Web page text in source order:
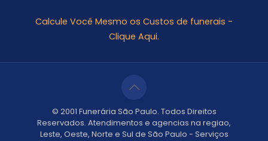
Calcule Você Mesmo os Custos de funerais -
Clique Aqui.
© 2001 Funerária São Paulo. Todos Direitos
Reservados. Atendimentos e agencias na regiao,
Leste, Oeste, Norte e Sul de São Paulo - Serviços